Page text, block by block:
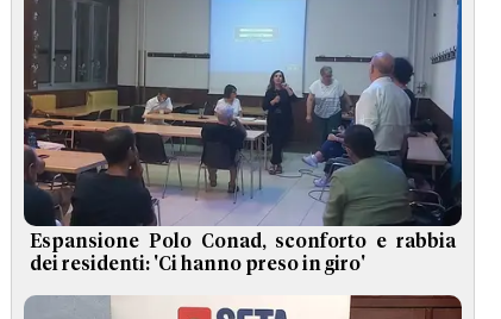
Espansione Polo Conad, sconforto e rabbia
dei residenti: 'Ci hanno preso in giro'